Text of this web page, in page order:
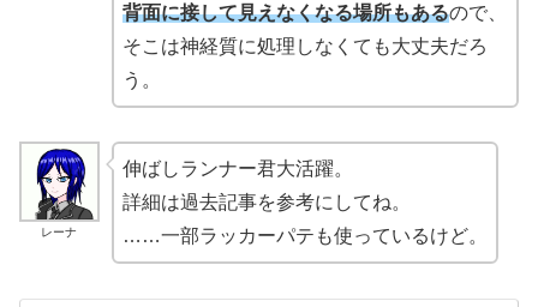
背面に接して見えなくなる場所もあるので、
そこは神経質に処理しなくても大丈夫だろ
う。
レーナ
伸ばしランナー君大活躍。
詳細は過去記事を参考にしてね。
……一部ラッカーパテも使っているけど。